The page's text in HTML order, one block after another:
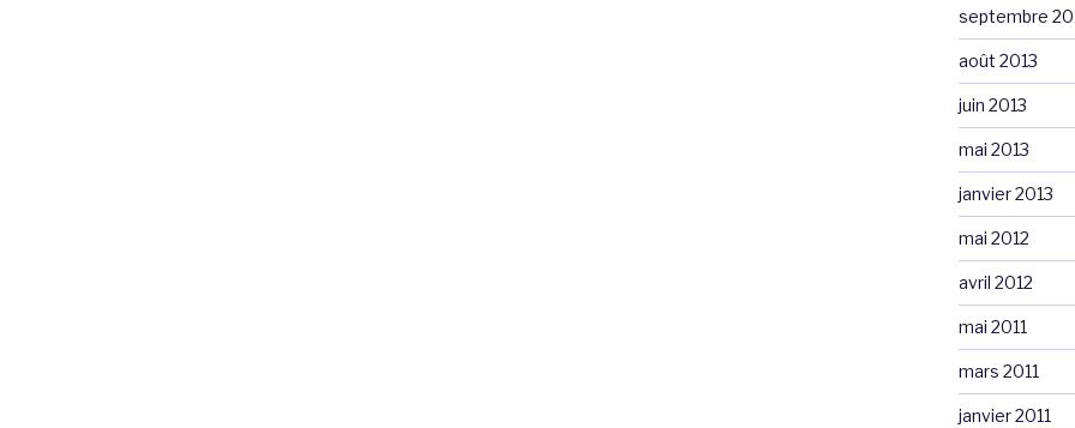
septembre
août 2013
juin 2013
mai 2013
janvier 2013
mai 2012
avril 2012
mai 2011
mars 2011
janvier 2011